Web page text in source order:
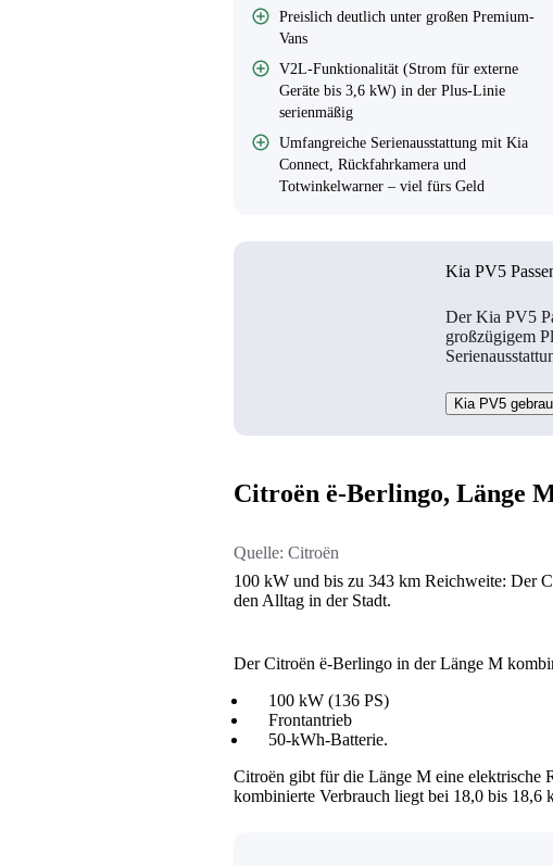
Preislich deutlich unter großen Premium-
Vans
V2L-Funktionalität (Strom für externe
Geräte bis 3,6 kW) in der Plus-Linie
serienmäßig
Umfangreiche Serienausstattung mit Kia
Connect, Rückfahrkamera und
Totwinkelwarner – viel fürs Geld
Kia PV5
Der Kia PV5
großzügigem
Kia PV5
Citroën ë-Berlingo, Länge
Quelle: Citroën
100 kW und bis zu 343 km Reichweite: Der
den Alltag in der Stadt.
Der Citroën ë-Berlingo in der Länge M
100 kW (136 PS)
Frontantrieb
50-kWh-Batterie.
Citroën gibt für die Länge M eine elektrische
kombinierte Verbrauch liegt bei 18,0 bis 18,6